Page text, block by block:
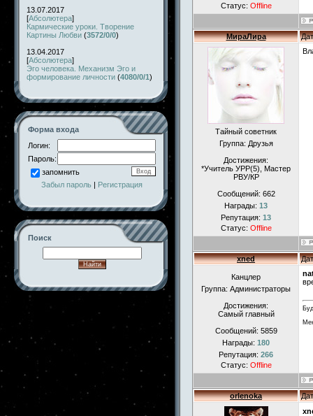
13.07.2017
[Абсолютера]
Кармические уроки. Творение
Картины Любви (3572/0/0)
13.04.2017
[Абсолютера]
Эго человека. Механизм Эго и
формирование личности (4080/0/1)
Форма входа
Логин:
Пароль:
запомнить
Забыл пароль | Регистрация
Поиск
Статус: Offline
МираЛира
Тайный советник
Группа: Друзья
Достижения:
*Учитель УРР(5), Маcтер
РВУ/КР
Сообщений: 662
Награды: 13
Репутация: 13
Статус: Offline
xned
Канцлер
Группа: Администраторы
Достижения:
Самый главный
Сообщений: 5859
Награды: 180
Репутация: 266
Статус: Offline
orlenokа